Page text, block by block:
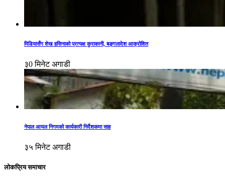
मिडियासँग शेख हसिनाको प्रत्यक्ष कुराकानी, बङ्गलादेश आक्रोशित
३0 मिनेट अगाडी
नेपाल आयल निगमको कार्यकारी निर्देशकमा साह
३५ मिनेट अगाडी
लोकप्रिय समाचार